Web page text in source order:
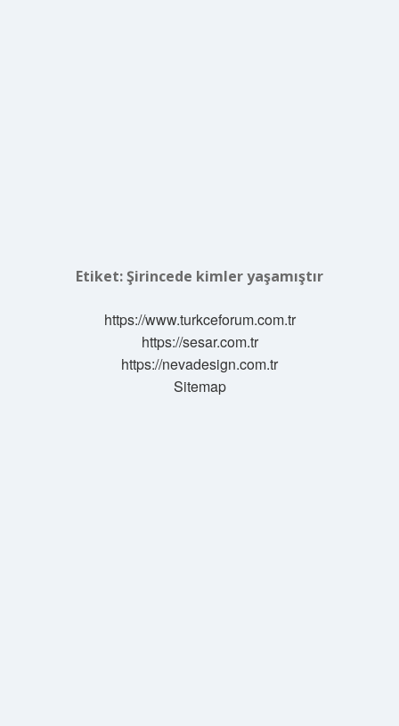
Etiket:Şirincede kimler yaşamıştır
https://www.turkceforum.com.tr
https://sesar.com.tr
https://nevadesign.com.tr
Sitemap